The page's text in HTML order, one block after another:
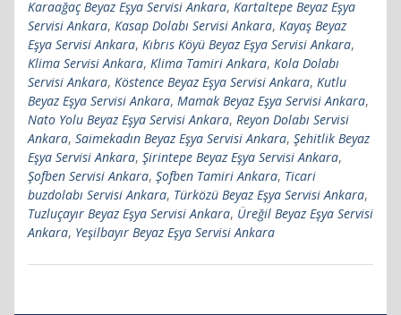
Karaağaç Beyaz Eşya Servisi Ankara, Kartaltepe Beyaz Eşya
Servisi Ankara, Kasap Dolabı Servisi Ankara, Kayaş Beyaz
Eşya Servisi Ankara, Kıbrıs Köyü Beyaz Eşya Servisi Ankara,
Klima Servisi Ankara, Klima Tamiri Ankara, Kola Dolabı
Servisi Ankara, Köstence Beyaz Eşya Servisi Ankara, Kutlu
Beyaz Eşya Servisi Ankara, Mamak Beyaz Eşya Servisi Ankara,
Nato Yolu Beyaz Eşya Servisi Ankara, Reyon Dolabı Servisi
Ankara, Saimekadın Beyaz Eşya Servisi Ankara, Şehitlik Beyaz
Eşya Servisi Ankara, Şirintepe Beyaz Eşya Servisi Ankara,
Şofben Servisi Ankara, Şofben Tamiri Ankara, Ticari
buzdolabı Servisi Ankara, Türközü Beyaz Eşya Servisi Ankara,
Tuzluçayır Beyaz Eşya Servisi Ankara, Üreğil Beyaz Eşya Servisi
Ankara, Yeşilbayır Beyaz Eşya Servisi Ankara